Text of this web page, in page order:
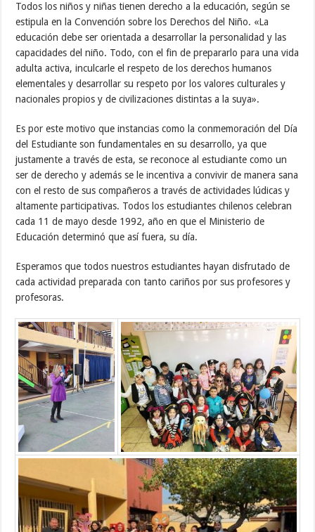
Todos los niños y niñas tienen derecho a la educación, según se
estipula en la Convención sobre los Derechos del Niño. «La
educación debe ser orientada a desarrollar la personalidad y las
capacidades del niño. Todo, con el fin de prepararlo para una vida
adulta activa, inculcarle el respeto de los derechos humanos
elementales y desarrollar su respeto por los valores culturales y
nacionales propios y de civilizaciones distintas a la suya».
Es por este motivo que instancias como la conmemoración del Día
del Estudiante son fundamentales en su desarrollo, ya que
justamente a través de esta, se reconoce al estudiante como un
ser de derecho y además se le incentiva a convivir de manera sana
con el resto de sus compañeros a través de actividades lúdicas y
altamente participativas. Todos los estudiantes chilenos celebran
cada 11 de mayo desde 1992, año en que el Ministerio de
Educación determinó que así fuera, su día.
Esperamos que todos nuestros estudiantes hayan disfrutado de
cada actividad preparada con tanto cariños por sus profesores y
profesoras.